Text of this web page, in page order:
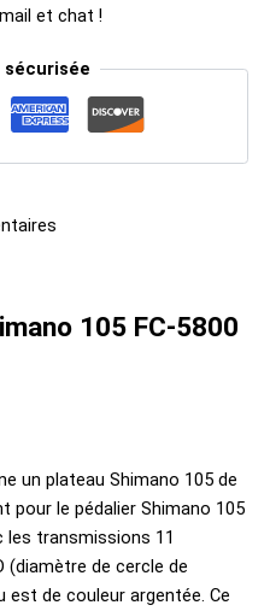
et chat !
105 FC-5800
un plateau Shimano 105 de
pour le pédalier Shimano 105
les transmissions 11
(diamètre de cercle de
est de couleur argentée. Ce